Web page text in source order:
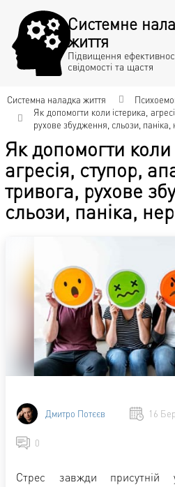
Системне
життя
Підвищення
свідомості та щастя
Системна наладка життя
Як допомогти коли істерика,
рухове збудження, сльози, паніка,
Як допомогти коли
агресія, ступор,
тривога, рухове
сльози, паніка,
Дмитро Потєєв 16
0
Стрес завжди